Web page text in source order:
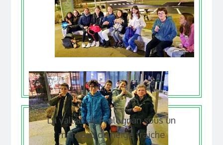
La vallée de Pralognan sous un
manteau de neige fraiche